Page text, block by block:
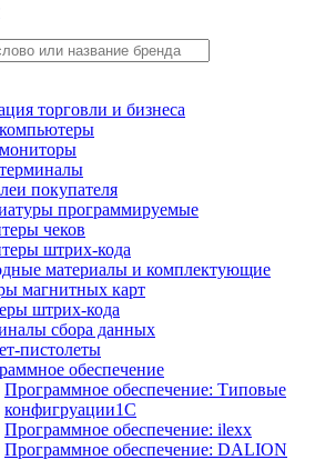
торговли и бизнеса
покупателя
программируемые
чеков
штрих-кода
материалы и комплектующие
магнитных карт
штрих-кода
сбора данных
пистолеты
обеспечение
Программное обеспечение: Типовые
конфигруации1С
Программное обеспечение: ilexx
Программное обеспечение: DALION